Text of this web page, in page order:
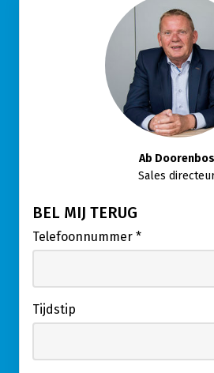
Ab Doorenbos
Sales
BEL MIJ TERUG
Telefoonnummer *
Tijdstip